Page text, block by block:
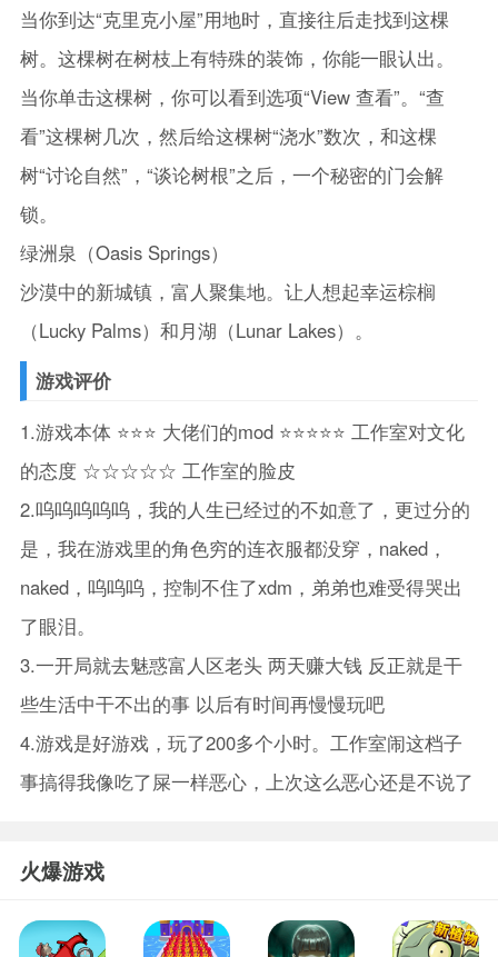
当你到达“克里克小屋”用地时，直接往后走找到这棵
树。这棵树在树枝上有特殊的装饰，你能一眼认出。
当你单击这棵树，你可以看到选项“View 查看”。“查
看”这棵树几次，然后给这棵树“浇水”数次，和这棵
树“讨论自然”，“谈论树根”之后，一个秘密的门会解
锁。
绿洲泉（Oasis Springs）
沙漠中的新城镇，富人聚集地。让人想起幸运棕榈
（Lucky Palms）和月湖（Lunar Lakes）。
游戏评价
1.游戏本体 ⭐⭐⭐ 大佬们的mod ⭐⭐⭐⭐⭐ 工作室对文化
的态度 ☆☆☆☆☆ 工作室的脸皮
2.呜呜呜呜呜，我的人生已经过的不如意了，更过分的
是，我在游戏里的角色穷的连衣服都没穿，naked，
naked，呜呜呜，控制不住了xdm，弟弟也难受得哭出
了眼泪。
3.一开局就去魅惑富人区老头 两天赚大钱 反正就是干
些生活中干不出的事 以后有时间再慢慢玩吧
4.游戏是好游戏，玩了200多个小时。工作室闹这档子
事搞得我像吃了屎一样恶心，上次这么恶心还是不说了
火爆游戏